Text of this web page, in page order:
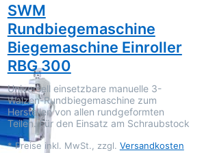
SWM
Rundbiegemaschine
Biegemaschine Einroller
RBG 300
Universell einsetzbare manuelle 3-
Walzen-Rundbiegemaschine zum
Herstellen von allen rundgeformten
Teilen. Für den Einsatz am Schraubstock
* Preise inkl. MwSt., zzgl. Versandkosten